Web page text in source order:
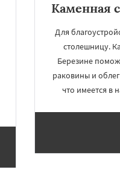
Каменная
Для
столешницу.
Березине
раковины и
что имеется в